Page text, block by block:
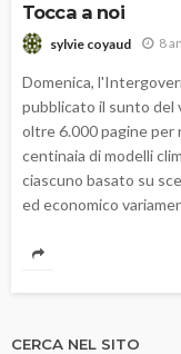
Tocca a noi
sylvie coyaud 8
Domenica,
pubblicato il sunto del
oltre 6.000 pagine per
centinaia di modelli
ciascuno basato su
ed economico
CERCA NEL SITO